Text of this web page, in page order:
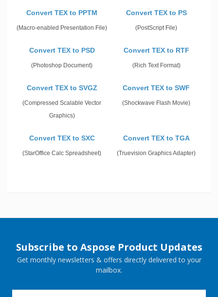
Convert TEX to PPTM
(Macro-enabled Presentation File)
Convert TEX to PS
(PostScript File)
Convert TEX to PSD
(Photoshop Document)
Convert TEX to RTF
(Rich Text Format)
Convert TEX to SVGZ
(Compressed Scalable Vector
Graphics)
Convert TEX to SWF
(Shockwave Flash Movie)
Convert TEX to SXC
(StarOffice Calc Spreadsheet)
Convert TEX to TGA
(Truevision Graphics Adapter)
Subscribe to Aspose Product Updates
Get monthly newsletters & offers directly delivered to your
mailbox.